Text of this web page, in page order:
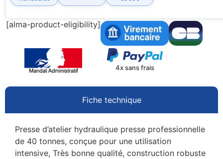
[alma-product-eligibility]
4x sans frais
Fiche technique
Presse d’atelier hydraulique presse professionnelle
de 40 tonnes, conçue pour une utilisation
intensive, Très bonne qualité, construction robuste